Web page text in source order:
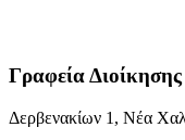
Γραφεία
Δερβενακίων 1, Νέα